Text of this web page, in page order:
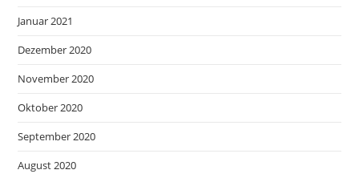
Januar 2021
Dezember 2020
November 2020
Oktober 2020
September 2020
August 2020